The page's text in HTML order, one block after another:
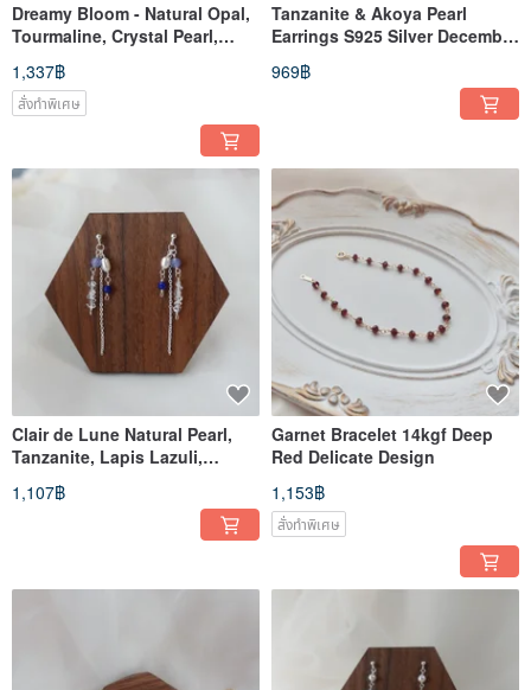
Dreamy Bloom - Natural Opal,
Tourmaline, Crystal Pearl,
Ruby bracelet
1,337฿
สั่งทำพิเศษ
Tanzanite & Akoya Pearl
Earrings S925 Silver December
Birthstone
969฿
Clair de Lune Natural Pearl,
Tanzanite, Lapis Lazuli,
Aquamarine & 925 Silver
Earrings
1,107฿
Garnet Bracelet 14kgf Deep
Red Delicate Design
1,153฿
สั่งทำพิเศษ